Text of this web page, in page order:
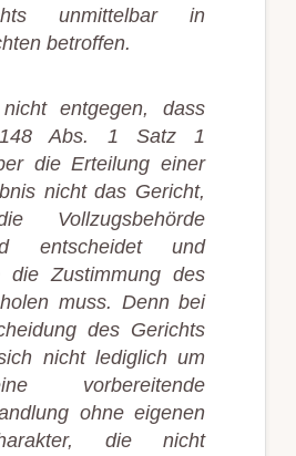
unmittelbar in
betroffen.
entgegen, dass
Abs. 1 Satz 1
die Erteilung einer
nicht das Gericht,
Vollzugsbehörde
entscheidet und
die Zustimmung des
muss. Denn bei
des Gerichts
nicht lediglich um
vorbereitende
ohne eigenen
die nicht